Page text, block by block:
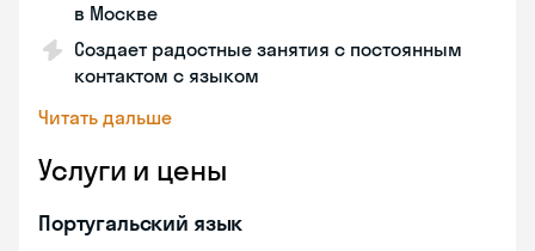
в Москве
Создает радостные занятия с постоянным
контактом с языком
Читать дальше
Услуги и цены
Португальский язык